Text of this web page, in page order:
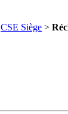
CSE Siège >